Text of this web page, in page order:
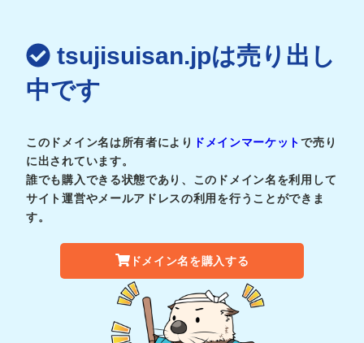
tsujisuisan.jpは売り出し
中です
このドメイン名は所有者により ドメインマーケットで売り
に出されています。
誰でも購入できる状態であり、このドメイン名を利用して
サイト運営やメールアドレスの利用を行うことができま
す。
ドメイン名を購入する